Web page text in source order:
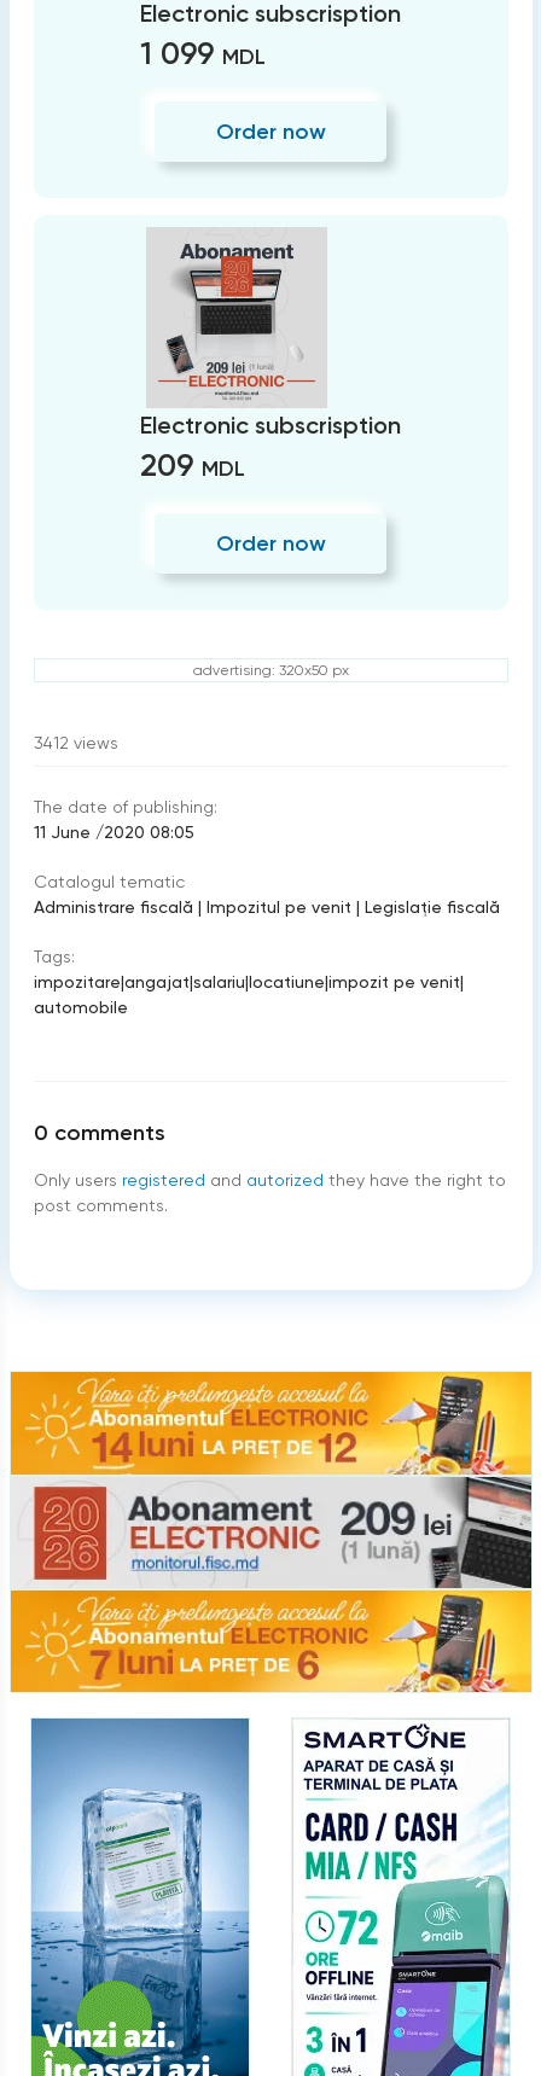
Electronic subscrisption
1 099 MDL
Order now
Electronic subscrisption
209 MDL
Order now
advertising: 320x50 px
3412 views
The date of publishing:
11 June /2020 08:05
Catalogul tematic
Administrare fiscală | Impozitul pe venit | Legislație fiscală
Tags:
impozitare|angajat|salariu|locatiune|impozit pe venit|
automobile
0 comments
Only users registered and autorized they have the right to
post comments.